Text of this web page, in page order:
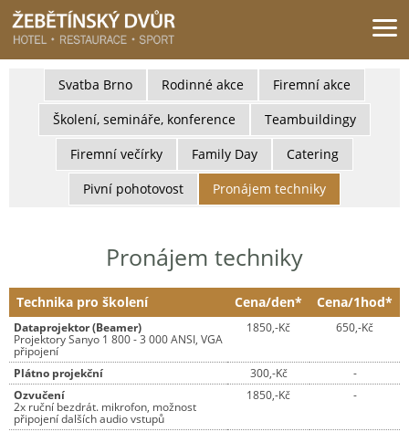
Žebětínský dvůr - Gastro & relax komplex v klidné části města Brna
Svatba Brno Rodinné akce
Firemní akce
Školení, semináře, konference
Teambuildingy
Firemní večírky
Family Day
Catering
Pivní pohotovost
Pronájem techniky
Pronájem techniky
Technika pro školení Cena/den* Cena/1hod*
Dataprojektor (Beamer)
Projektory Sanyo 1 800 - 3 000 ANSI, VGA
připojení
1850,-Kč 650,-Kč
Plátno projekční 300,-Kč
-
Ozvučení
2x ruční bezdrát. mikrofon, možnost
připojení dalších audio vstupů
1850,-Kč -